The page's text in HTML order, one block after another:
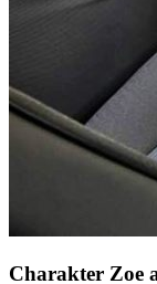
Charakter Zoe